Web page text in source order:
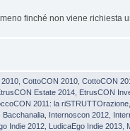
finché non viene richiesta
,CottoCON 2010 ,CottoCON
Estate 2014 EtrusCON
2011: la riSTRUTTOrazione
Bacchanalia Internoscon 2012
Indie 2012 LudicaEgo Indie 2013